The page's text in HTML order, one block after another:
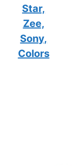
Star,
Zee,
Sony,
Colors